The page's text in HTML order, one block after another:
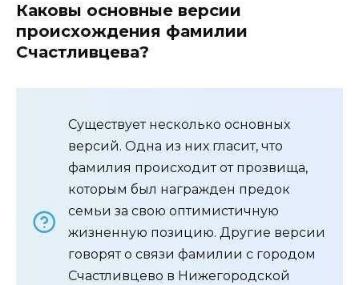
Каковы основные версии
происхождения фамилии
Счастливцева?
Существует несколько основных
версий. Одна из них гласит, что
фамилия происходит от прозвища,
которым был награжден предок
семьи за свою оптимистичную
жизненную позицию. Другие версии
говорят о связи фамилии с городом
Счастливцево в Нижегородской